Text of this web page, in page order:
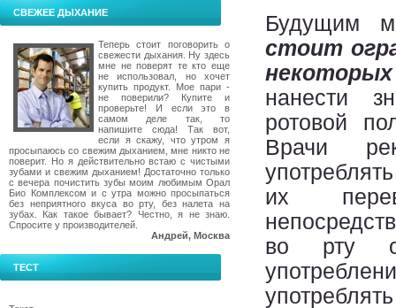
СВЕЖЕЕ ДЫХАНИЕ
Теперь стоит поговорить о
свежести дыхания. Ну здесь
мне не поверят те кто еще
не использовал, но хочет
купить продукт. Мое пари -
не поверили? Купите и
проверьте! И если это в
самом деле так, то
напишите сюда! Так вот,
если я скажу, что утром я
просыпаюсь со свежим дыханием, мне никто не
поверит. Но я действительно встаю с чистыми
зубами и свежим дыханием! Достаточно только
с вечера почистить зубы моим любимым Орал
Био Комплексом и с утра можно просыпаться
без неприятного вкуса во рту, без налета на
зубах. Как такое бывает? Честно, я не знаю.
Спросите у производителей.
Андрей, Москва
ТЕСТ
Будущим
стоит
нанести
ротовой
Врачи
их
во рту